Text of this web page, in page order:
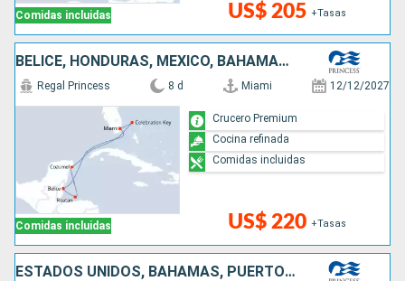
Comidas incluidas US$ 205 +Tasas
BELICE, HONDURAS, MÉXICO, BAHAMAS, ESTADOS UNIDOS
Comidas incluidas
Regal Princess 8 d Miami 12/12/2027
US$ 220 +Tasas
Crucero Premium
Cocina refinada
Comidas incluidas
ESTADOS UNIDOS, BAHAMAS, PUERTO RICO, REPÚBLICA DOMINICANA